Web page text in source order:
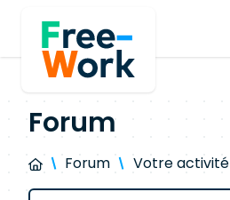
Forum
Forum Votre activité